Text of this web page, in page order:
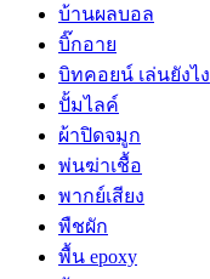
บ้านผลบอล
บิ๊กอาย
บิทคอยน์ เล่นยังไง
ปั้มไลค์
ผ้าปิดจมูก
พ่นฆ่าเชื้อ
พากย์เสียง
พืชผัก
พื้น epoxy